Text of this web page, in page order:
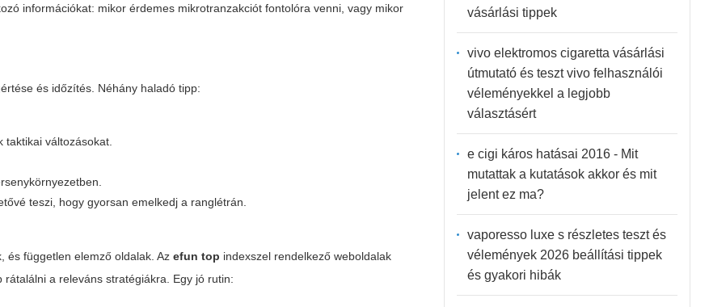
információkat: mikor érdemes mikrotranzakciót fontolóra venni, vagy mikor
és időzítés. Néhány haladó tipp:
változásokat.
teszi, hogy gyorsan emelkedj a ranglétrán.
és független elemző oldalak. Azefun top indexszel rendelkező weboldalak
a releváns stratégiákra. Egy jó rutin:
vásárlási tippek
vivo elektromos cigaretta vásárlási
útmutató és teszt vivo felhasználói
véleményekkel a legjobb
választásért
e cigi káros hatásai 2016 - Mit
mutattak a kutatások akkor és mit
jelent ez ma?
vaporesso luxe s részletes teszt és
vélemények 2026 beállítási tippek
és gyakori hibák